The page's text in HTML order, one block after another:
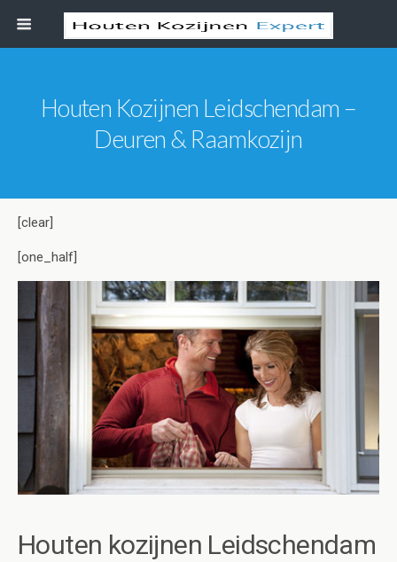
Houten Kozijnen Leidschendam –
Deuren & Raamkozijn
[clear]
[one_half]
Houten kozijnen Leidschendam